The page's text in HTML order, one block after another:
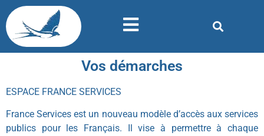
Vos démarches
ESPACE FRANCE SERVICES
France Services est un nouveau modèle d’accès aux services
publics pour les Français. Il vise à permettre à chaque